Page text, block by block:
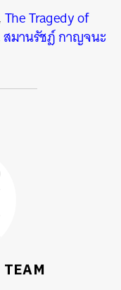
The Tragedy of
สมานรัชฎ์ กาญจนะ